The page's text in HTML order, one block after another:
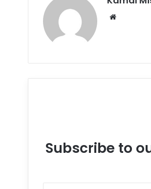
Website
Subscribe to